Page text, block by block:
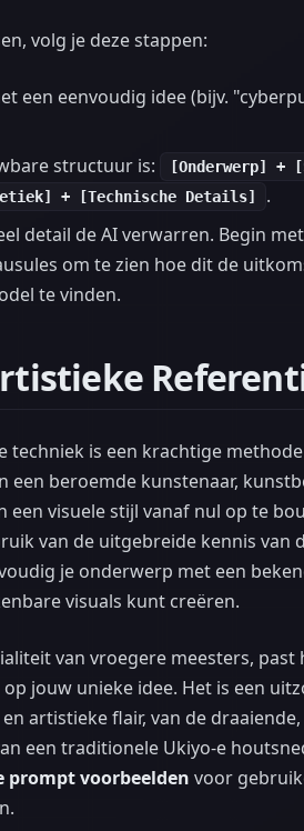
volg je deze stappen:
een eenvoudig idee (bijv.
structuur is:
[Onderwerp]
+ [Technische Details]
.
detail de AI verwarren. Begin
om te zien hoe dit de
te vinden.
techniek is een krachtige
een beroemde kunstenaar,
een visuele stijl vanaf nul op te
van de uitgebreide kennis van
je onderwerp met een
visuals kunt creëren.
van vroegere meesters,
jouw unieke idee. Het is een
artistieke flair, van de
een traditionele Ukiyo-e
prompt voorbeelden voor